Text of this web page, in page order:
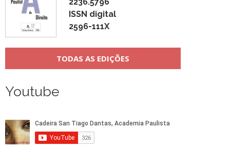
ISSN digital
2596-111X
TODAS AS EDIÇÕES
Youtube